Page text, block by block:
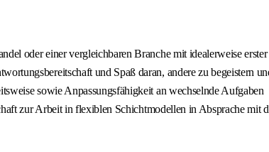
oder einer vergleichbaren Branche mit idealerweise
und Spaß daran, andere zu begeistern
sowie Anpassungsfähigkeit an wechselnde Aufgaben
zur Arbeit in flexiblen Schichtmodellen in Absprache mit